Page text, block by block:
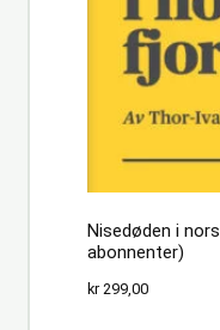
Nisedøden i
abonnenter)
kr299,00